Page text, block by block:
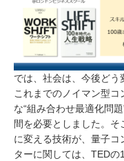
では、社会は、今後どう
これまでのノイマン型
な“組み合わせ最適化問
間を必要としました。
に変える技術が、量子
ターに関しては、TED